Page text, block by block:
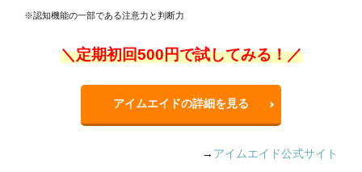
※認知機能の一部である注意力と判断力
＼定期初回500円で試してみる！／
アイムエイドの詳細を見る
→ アイムエイド公式サイト